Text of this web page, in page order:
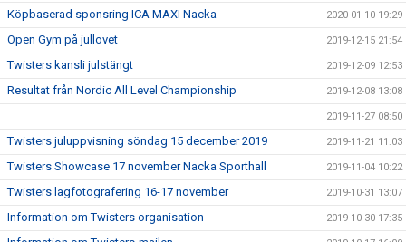
Köpbaserad sponsring ICA MAXI Nacka 2020-01-10 19:29
Open Gym på jullovet 2019-12-15 21:54
Twisters kansli julstängt 2019-12-09 12:53
Resultat från Nordic All Level Championship 2019-12-08 13:08
2019-11-27 08:50
Twisters juluppvisning söndag 15 december 2019 2019-11-21 11:03
Twisters Showcase 17 november Nacka Sporthall 2019-11-04 10:22
Twisters lagfotografering 16-17 november 2019-10-31 13:07
Information om Twisters organisation 2019-10-30 17:35